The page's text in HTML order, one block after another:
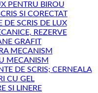
PENTRU BIROU
SI CORECTAT
DE SCRIS DE LUX
REZERVE
GRAFIT
MECANISM
MECANISM
DE SCRIS; CERNEALA
CU GEL
SI LINERE